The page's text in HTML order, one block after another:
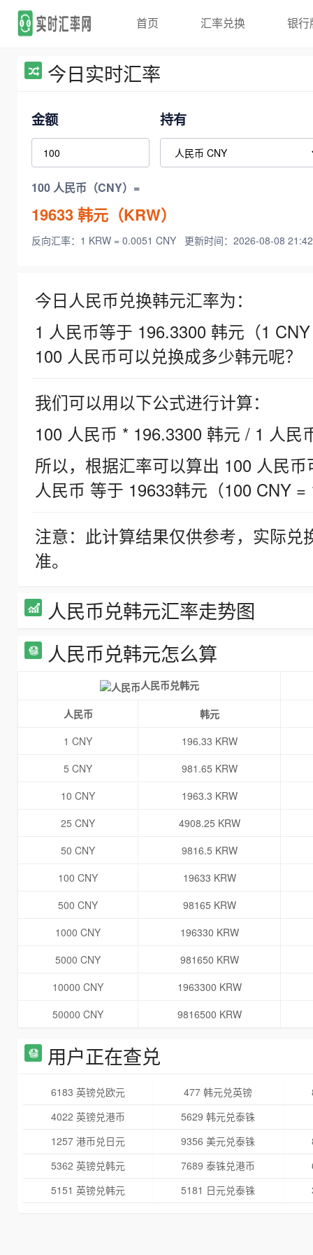
首页 汇率兑换 银行
今日实时汇率
金额 持有
100 人民币（CNY）=
19633韩元（KRW）
反向汇率：1 KRW = 0.0051 CNY 更新时间：2026-08-08
今日人民币兑换韩元汇率为：
1 人民币等于 196.3300 韩元（1
100 人民币可以兑换成多少韩元呢？
我们可以用以下公式进行计算：
100 人民币 * 196.3300 韩元 / 1 人民
所以，根据汇率可以算出 100 人民
人民币 等于 19633韩元（100 CNY =
注意：此计算结果仅供参考，实际
准。
人民币兑韩元汇率走势图
人民币兑韩元怎么算
人民币兑韩元
人民币
韩元
1 CNY
196.33 KRW
5 CNY
981.65 KRW
10 CNY
1963.3 KRW
25 CNY
4908.25 KRW
50 CNY
9816.5 KRW
100 CNY
19633 KRW
500 CNY
98165 KRW
1000 CNY
196330 KRW
5000 CNY
981650 KRW
10000 CNY
1963300 KRW
50000 CNY
9816500 KRW
用户正在查兑
6183 英镑兑欧元 477 韩元兑英镑
4022 英镑兑港币
5629 韩元兑泰铢
1257 港币兑日元
9356 美元兑泰铢
5362 英镑兑韩元
7689 泰铢兑港币
5151 英镑兑韩元
5181 日元兑泰铢